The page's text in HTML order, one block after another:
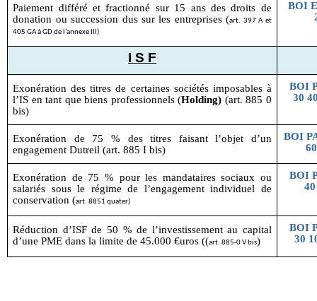
Paiement différé et fractionné sur 15 ans des droits de
donation ou succession dus sur les entreprises (art. 397 A et
405 GA à GD de l’annexe III)
BOI
I S F
Exonération des titres de certaines sociétés imposables à
l’IS en tant que biens professionnels (Holding) (art. 885 0
bis)
BOI
30
Exonération de 75 % des titres faisant l’objet d’un
engagement Dutreil (art. 885 I bis)
BOI
Exonération de 75 % pour les mandataires sociaux ou
salariés sous le régime de l’engagement individuel de
conservation (art. 8851 quater)
BOI
Réduction d’ISF de 50 % de l’investissement au capital
d’une PME dans la limite de 45.000 €uros ((art. 885-0 V bis)
BOI
30